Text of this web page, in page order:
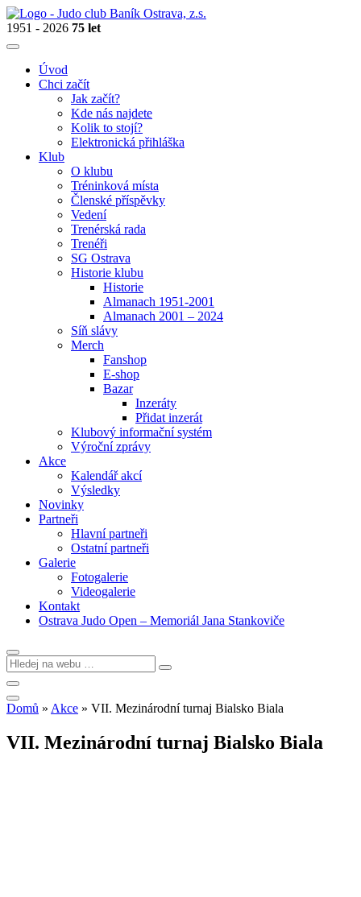
1951 - 2026 75 let
Úvod
Chci začít
Jak začít?
Kde nás najdete
Kolik to stojí?
Elektronická přihláška
Klub
O klubu
Tréninková místa
Členské příspěvky
Vedení
Trenérská rada
Trenéři
SG Ostrava
Historie klubu
Historie
Almanach 1951-2001
Almanach 2001 – 2024
Síň slávy
Merch
Fanshop
E-shop
Bazar
Inzeráty
Přidat inzerát
Klubový informační systém
Výroční zprávy
Akce
Kalendář akcí
Výsledky
Novinky
Partneři
Hlavní partneři
Ostatní partneři
Galerie
Fotogalerie
Videogalerie
Kontakt
Ostrava Judo Open – Memoriál Jana Stankoviče
Domů » Akce » VII. Mezinárodní turnaj Bialsko Biala
VII. Mezinárodní turnaj Bialsko Biala